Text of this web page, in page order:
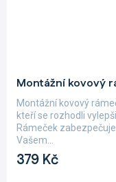
Montážní kovový
hodnocení
produktu
je
5,0
z
hvězdiček.
379 Kč
Montážní kovový
kteří se rozhodli
Rámeček
Vašem...